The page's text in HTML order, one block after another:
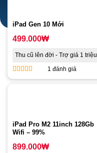
iPad Gen 10 Mới
5out of 5
499.000₩
Thu cũ lên đời - Trợ giá 1 triệu
1 đánh giá
iPad Pro M2 11inch 128Gb
Wifi – 99%
899.000₩